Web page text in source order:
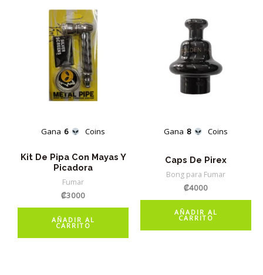
Gana 6 Coins
Kit De Pipa Con Mayas Y
Picadora
Fumar
₡3000
AÑADIR AL
CARRITO
Gana 8 Coins
Caps De Pirex
Bong para Fumar
₡4000
AÑADIR AL
CARRITO